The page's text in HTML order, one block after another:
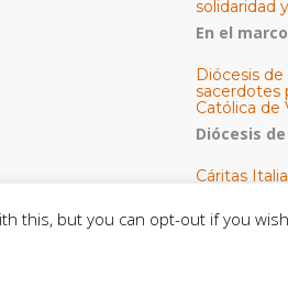
solidaridad
En el
Diócesis
sacerdotes
Católica de
Diócesis
Cáritas
Una
this, but you can opt-out if you